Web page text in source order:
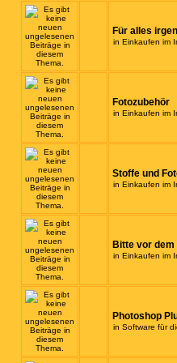
Für alles
in Einkaufen im
Fotozubehör
in Einkaufen im
Stoffe und
in Einkaufen im
Bitte vor
in Einkaufen im
Photoshop
in Software für